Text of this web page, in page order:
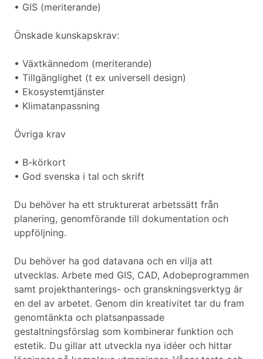
• GIS (meriterande)
Önskade kunskapskrav:
• Växtkännedom (meriterande)
• Tillgänglighet (t ex universell design)
• Ekosystemtjänster
• Klimatanpassning
Övriga krav
• B-körkort
• God svenska i tal och skrift
Du behöver ha ett strukturerat arbetssätt från
planering, genomförande till dokumentation och
uppföljning.
Du behöver ha god datavana och en vilja att
utvecklas. Arbete med GIS, CAD, Adobeprogrammen
samt projekthanterings- och granskningsverktyg är
en del av arbetet. Genom din kreativitet tar du fram
genomtänkta och platsanpassade
gestaltningsförslag som kombinerar funktion och
estetik. Du gillar att utveckla nya idéer och hittar